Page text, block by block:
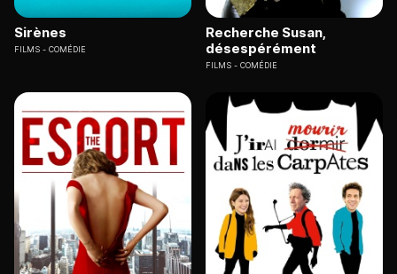
Sirènes
FILMS COMÉDIE
Recherche Susan,
désespérément
FILMS COMÉDIE